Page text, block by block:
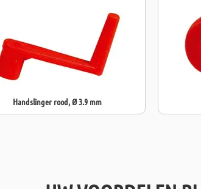
Handslinger rood, Ø 3.9 mm